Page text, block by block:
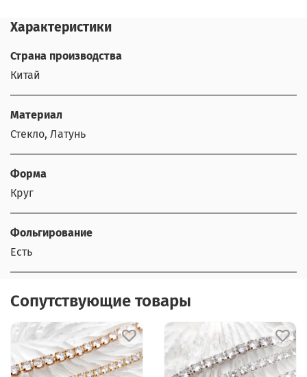
Характеристики
Страна производства
Китай
Материал
Стекло, Латунь
Форма
Круг
Фольгирование
Есть
Сопутствующие товары